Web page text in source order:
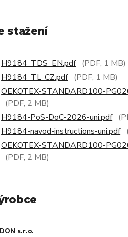
stažení
H9184_TDS_EN.pdf (PDF, 1 MB)
H9184_TL_CZ.pdf (PDF, 1 MB)
OEKOTEX-STANDARD100-
(PDF, 2 MB)
H9184-PoS-DoC-2026-uni.pdf
H9184-navod-instructions-uni.pdf
OEKOTEX-STANDARD100-
(PDF, 2 MB)
s.r.o.